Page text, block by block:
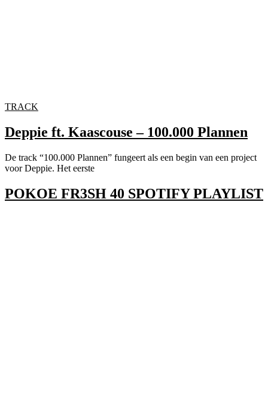
TRACK
Deppie ft. Kaascouse – 100.000 Plannen
De track “100.000 Plannen” fungeert als een begin van een project
voor Deppie. Het eerste
POKOE FR3SH 40 SPOTIFY PLAYLIST